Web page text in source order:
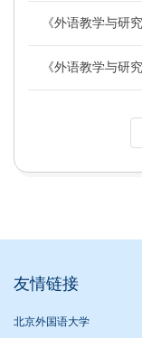
《外语教学与研
友情链接
北京外国语大学